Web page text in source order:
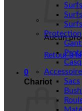
Aucun
Retour à
0
Chariot
Protection
Sacs